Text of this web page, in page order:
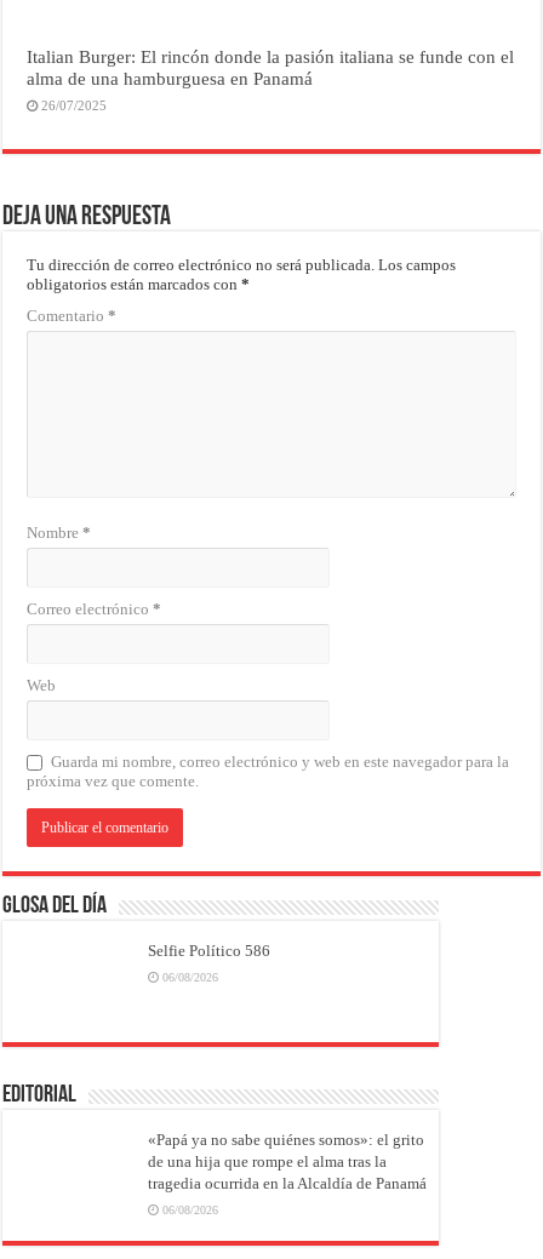
Italian Burger: El rincón donde la pasión italiana se funde con el
alma de una hamburguesa en Panamá
26/07/2025
Deja una respuesta
Tu dirección de correo electrónico no será publicada. Los campos
obligatorios están marcados con*
Comentario*
Nombre*
Correo electrónico*
Web
Guarda mi nombre, correo electrónico y web en este navegador para la
próxima vez que comente.
Glosa del Día
Selfie Político 586
06/08/2026
EDITORIAL
«Papá ya no sabe quiénes somos»: el grito
de una hija que rompe el alma tras la
tragedia ocurrida en la Alcaldía de Panamá
06/08/2026